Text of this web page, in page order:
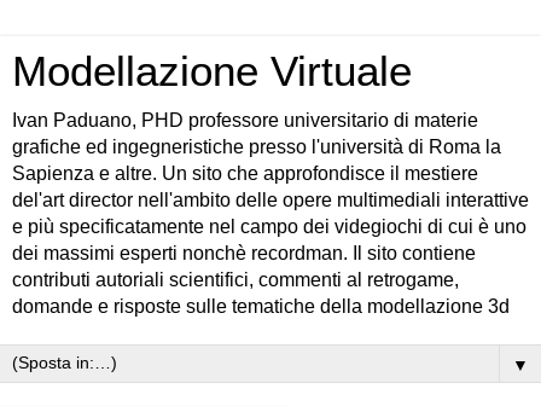
Modellazione Virtuale
Ivan Paduano, PHD professore universitario di materie
grafiche ed ingegneristiche presso l'università di Roma la
Sapienza e altre. Un sito che approfondisce il mestiere
del'art director nell'ambito delle opere multimediali interattive
e più specificatamente nel campo dei videgiochi di cui è uno
dei massimi esperti nonchè recordman. Il sito contiene
contributi autoriali scientifici, commenti al retrogame,
domande e risposte sulle tematiche della modellazione 3d
▼